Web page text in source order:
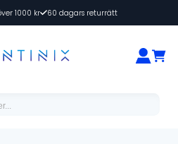
1000 kr 60 dagars returrätt